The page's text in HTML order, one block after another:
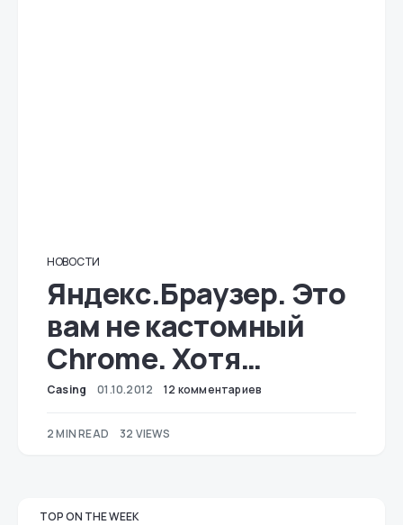
НОВОСТИ
Яндекс.Браузер. Это
вам не кастомный
Chrome. Хотя…
Casing 01.10.2012 12 комментариев
2 MIN READ 32 VIEWS
TOP ON THE WEEK